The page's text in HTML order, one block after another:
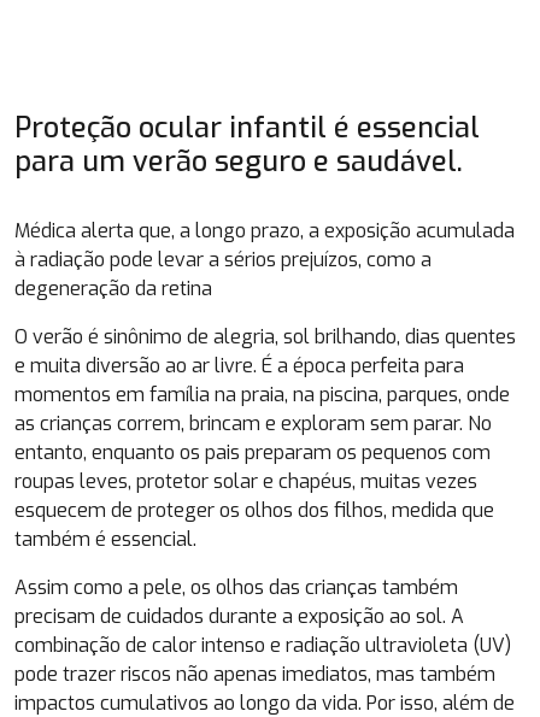
Proteção ocular infantil é essencial
para um verão seguro e saudável.
Médica alerta que, a longo prazo, a exposição acumulada
à radiação pode levar a sérios prejuízos, como a
degeneração da retina
O verão é sinônimo de alegria, sol brilhando, dias quentes
e muita diversão ao ar livre. É a época perfeita para
momentos em família na praia, na piscina, parques, onde
as crianças correm, brincam e exploram sem parar. No
entanto, enquanto os pais preparam os pequenos com
roupas leves, protetor solar e chapéus, muitas vezes
esquecem de proteger os olhos dos filhos, medida que
também é essencial.
Assim como a pele, os olhos das crianças também
precisam de cuidados durante a exposição ao sol. A
combinação de calor intenso e radiação ultravioleta (UV)
pode trazer riscos não apenas imediatos, mas também
impactos cumulativos ao longo da vida. Por isso, além de